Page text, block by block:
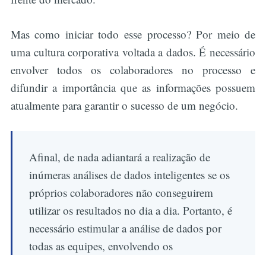
Mas como iniciar todo esse processo? Por meio de
uma cultura corporativa voltada a dados. É necessário
envolver todos os colaboradores no processo e
difundir a importância que as informações possuem
atualmente para garantir o sucesso de um negócio.
Afinal, de nada adiantará a realização de
inúmeras análises de dados inteligentes se os
próprios colaboradores não conseguirem
utilizar os resultados no dia a dia. Portanto, é
necessário estimular a análise de dados por
todas as equipes, envolvendo os